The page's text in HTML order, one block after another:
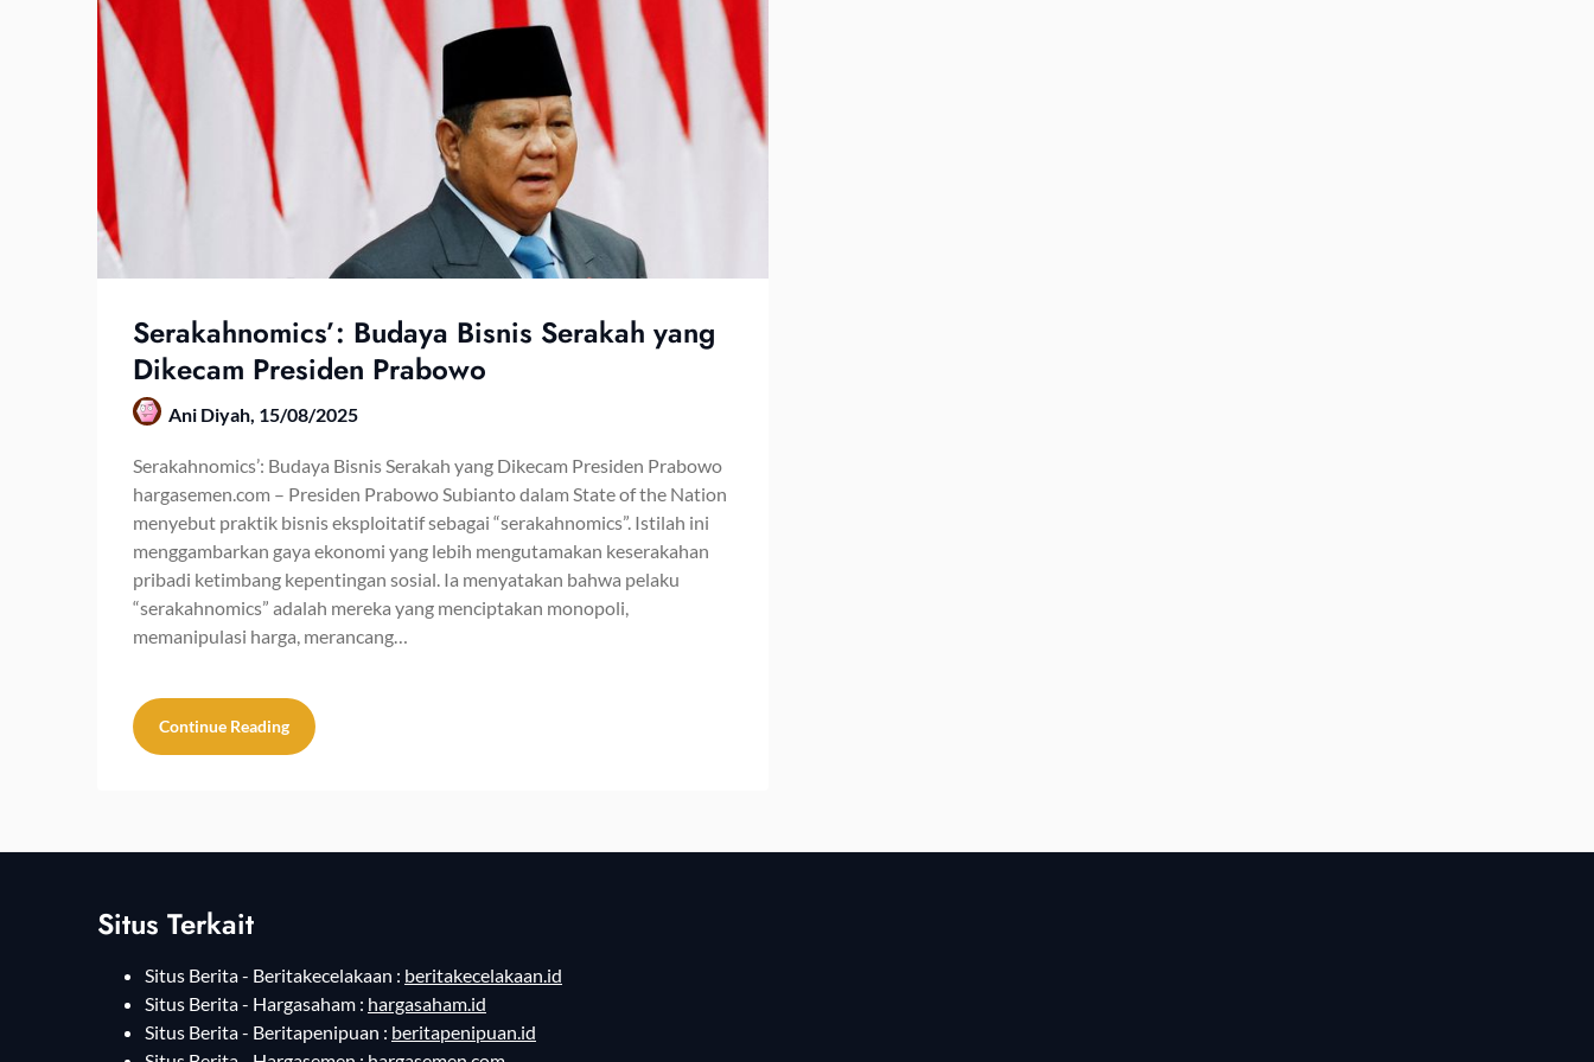
Serakahnomics’: Budaya Bisnis Serakah yang
Dikecam Presiden Prabowo
Ani Diyah, 15/08/2025
Serakahnomics’: Budaya Bisnis Serakah yang Dikecam Presiden Prabowo
hargasemen.com – Presiden Prabowo Subianto dalam State of the Nation
menyebut praktik bisnis eksploitatif sebagai “serakahnomics”. Istilah ini
menggambarkan gaya ekonomi yang lebih mengutamakan keserakahan
pribadi ketimbang kepentingan sosial. Ia menyatakan bahwa pelaku
“serakahnomics” adalah mereka yang menciptakan monopoli,
memanipulasi harga, merancang…
Continue Reading
Situs Terkait
Situs Berita - Beritakecelakaan : beritakecelakaan.id
Situs Berita - Hargasaham : hargasaham.id
Situs Berita - Beritapenipuan : beritapenipuan.id